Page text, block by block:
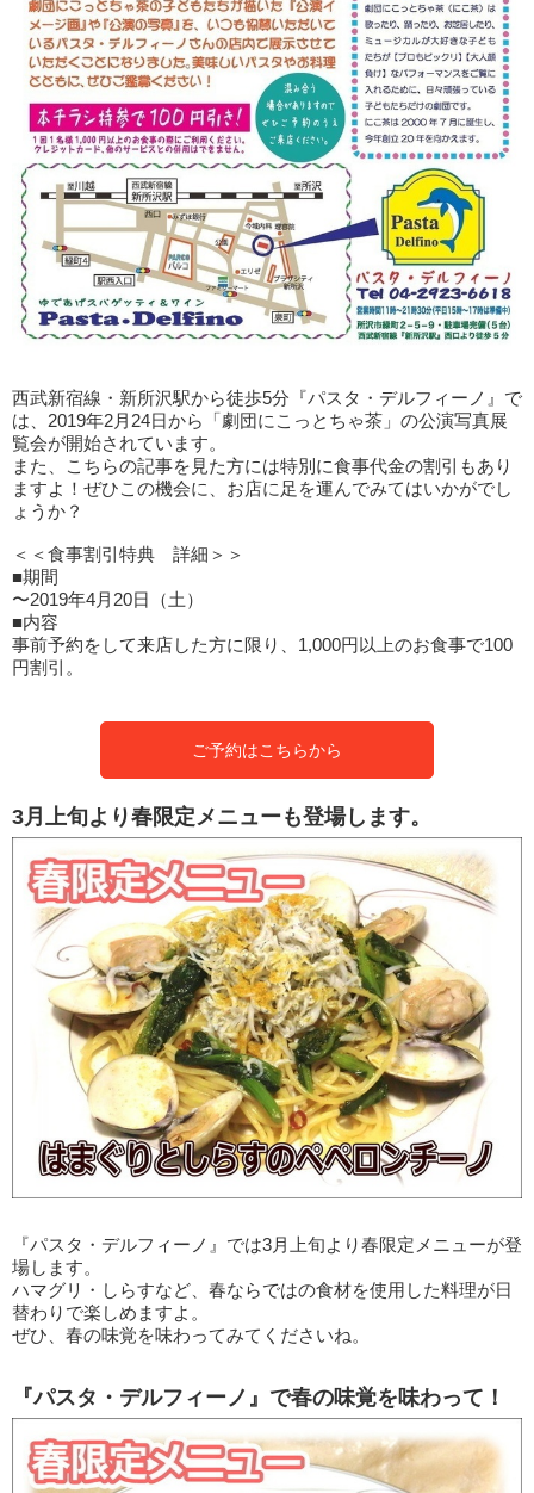
西武新宿線・新所沢駅から徒歩5分『パスタ・デルフィーノ』で
は、2019年2月24日から「劇団にこっとちゃ茶」の公演写真展
覧会が開始されています。
また、こちらの記事を見た方には特別に食事代金の割引もあり
ますよ！ぜひこの機会に、お店に足を運んでみてはいかがでし
ょうか？
＜＜食事割引特典 詳細＞＞
■期間
〜2019年4月20日（土）
■内容
事前予約をして来店した方に限り、1,000円以上のお食事で100
円割引。
ご予約はこちらから
3月上旬より春限定メニューも登場します。
『パスタ・デルフィーノ』では3月上旬より春限定メニューが登
場します。
ハマグリ・しらすなど、春ならではの食材を使用した料理が日
替わりで楽しめますよ。
ぜひ、春の味覚を味わってみてくださいね。
『パスタ・デルフィーノ』で春の味覚を味わって！